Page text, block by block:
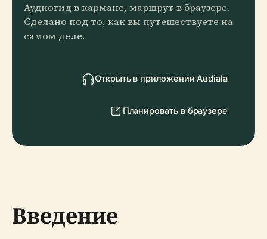
Аудиогид в кармане, маршрут в браузере.
Сделано под то, как вы путешествуете на
самом деле.
Открыть в приложении Audiala
Планировать в браузере
Введение